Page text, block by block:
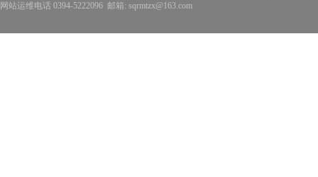
网站运维电话 0394-5222096 邮箱: sqrmtzx@163.com